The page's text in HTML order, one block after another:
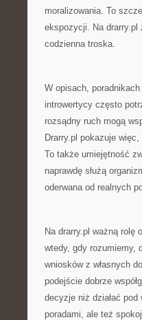
moralizowania. To
ekspozycji. Na drarry.pl
codzienna troska.
W opisach,
introwertycy często
rozsądny ruch mogą
Drarry.pl pokazuje
To także umiejętność
naprawdę służą
oderwana od realnych
Na drarry.pl ważną rolę
wtedy, gdy rozumiemy,
wniosków z własnych
podejście dobrze
decyzje niż działać
poradami, ale też